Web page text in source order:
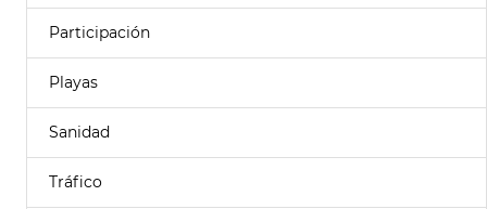
Participación
Playas
Sanidad
Tráfico